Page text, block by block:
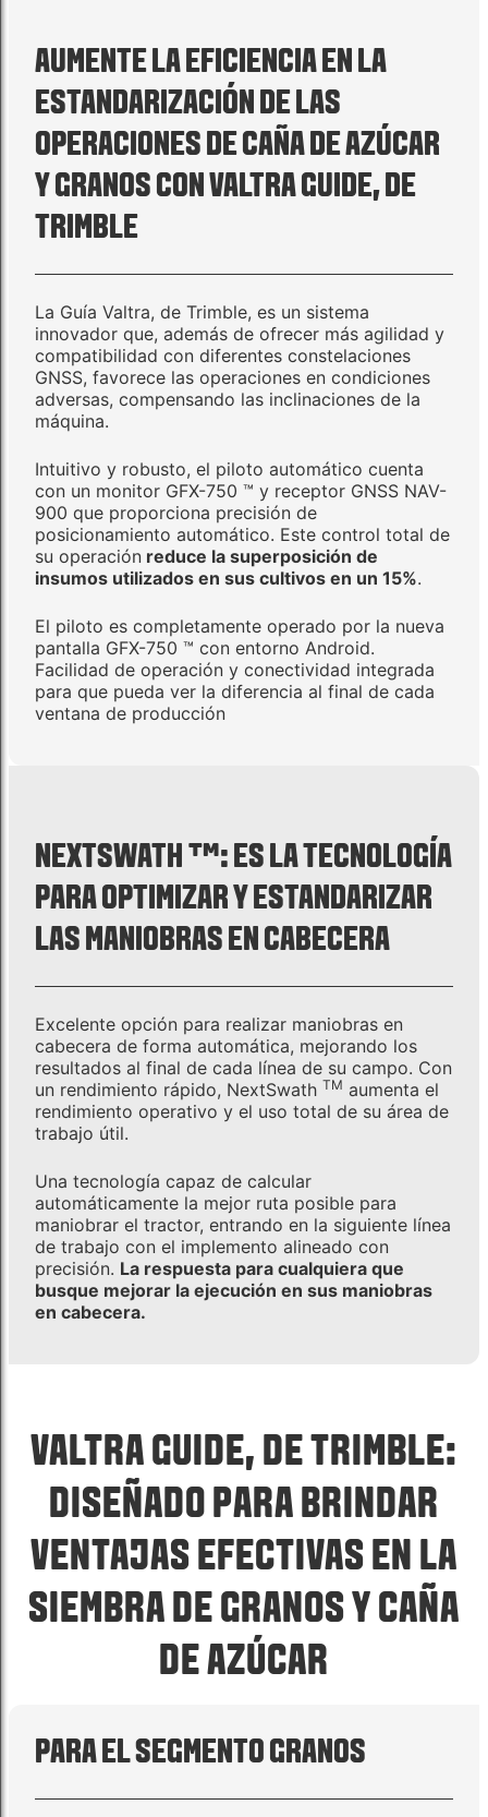
AUMENTE LA EFICIENCIA EN LA
ESTANDARIZACIÓN DE LAS
OPERACIONES DE CAÑA DE AZÚCAR
Y GRANOS CON VALTRA GUIDE, DE
TRIMBLE
La Guía Valtra, de Trimble, es un sistema
innovador que, además de ofrecer más agilidad y
compatibilidad con diferentes constelaciones
GNSS, favorece las operaciones en condiciones
adversas, compensando las inclinaciones de la
máquina.
Intuitivo y robusto, el piloto automático cuenta
con un monitor GFX-750 ™ y receptor GNSS NAV-
900 que proporciona precisión de
posicionamiento automático. Este control total de
su operación reduce la superposición de
insumos utilizados en sus cultivos en un 15%.
El piloto es completamente operado por la nueva
pantalla GFX-750 ™ con entorno Android.
Facilidad de operación y conectividad integrada
para que pueda ver la diferencia al final de cada
ventana de producción
NEXTSWATH ™: ES LA TECNOLOGÍA
PARA OPTIMIZAR Y ESTANDARIZAR
LAS MANIOBRAS EN CABECERA
Excelente opción para realizar maniobras en
cabecera de forma automática, mejorando los
resultados al final de cada línea de su campo. Con
un rendimiento rápido, NextSwath TM aumenta el
rendimiento operativo y el uso total de su área de
trabajo útil.
Una tecnología capaz de calcular
automáticamente la mejor ruta posible para
maniobrar el tractor, entrando en la siguiente línea
de trabajo con el implemento alineado con
precisión. La respuesta para cualquiera que
busque mejorar la ejecución en sus maniobras
en cabecera.
VALTRA GUIDE, DE TRIMBLE:
DISEÑADO PARA BRINDAR
VENTAJAS EFECTIVAS EN LA
SIEMBRA DE GRANOS Y CAÑA
DE AZÚCAR
PARA EL SEGMENTO GRANOS